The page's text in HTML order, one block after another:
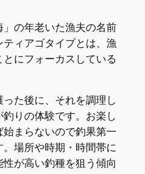
の年老いた漁夫の名前
ィアゴタイプとは、漁
にフォーカスしている
た後に、それを調理し
りの体験です。お楽し
まらないので釣果第一
場所や時期・時間帯に
が高い釣種を狙う傾向